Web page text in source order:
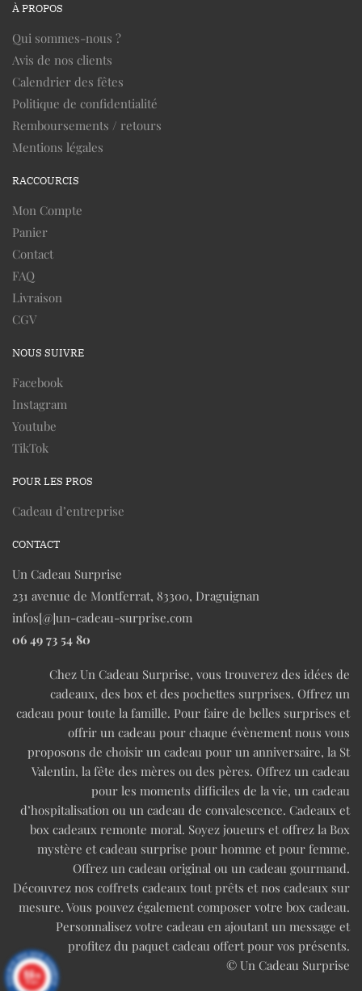
À PROPOS
Qui sommes-nous ?
Avis de nos clients
Calendrier des fêtes
Politique de confidentialité
Remboursements / retours
Mentions légales
RACCOURCIS
Mon Compte
Panier
Contact
FAQ
Livraison
CGV
NOUS SUIVRE
Facebook
Instagram
Youtube
TikTok
POUR LES PROS
Cadeau d’entreprise
CONTACT
Un Cadeau Surprise
231 avenue de Montferrat, 83300, Draguignan
infos[@]un-cadeau-surprise.com
06 49 73 54 80
Chez Un Cadeau Surprise, vous trouverez des idées de
cadeaux, des box et des pochettes surprises. Offrez un
cadeau pour toute la famille. Pour faire de belles surprises et
offrir un cadeau pour chaque évènement nous vous
proposons de choisir un cadeau pour un anniversaire, la St
Valentin, la fête des mères ou des pères. Offrez un cadeau
pour les moments difficiles de la vie, un cadeau
d’hospitalisation ou un cadeau de convalescence. Cadeaux et
box cadeaux remonte moral. Soyez joueurs et offrez la Box
mystère et cadeau surprise pour homme et pour femme.
Offrez un cadeau original ou un cadeau gourmand.
Découvrez nos coffrets cadeaux tout prêts et nos cadeaux sur
mesure. Vous pouvez également composer votre box cadeau.
Personnalisez votre cadeau en ajoutant un message et
profitez du paquet cadeau offert pour vos présents.
© Un Cadeau Surprise
9.6/10
97 avis